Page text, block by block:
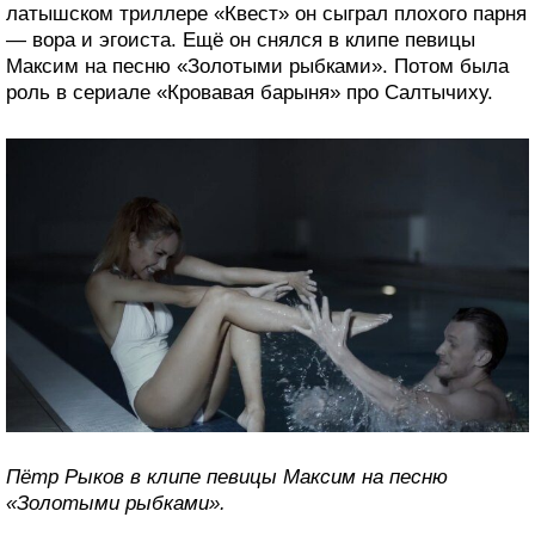
латышском триллере «Квест» он сыграл плохого парня
— вора и эгоиста. Ещё он снялся в клипе певицы
Максим на песню «Золотыми рыбками». Потом была
роль в сериале «Кровавая барыня» про Салтычиху.
Пётр Рыков в клипе певицы Максим на песню
«Золотыми рыбками».